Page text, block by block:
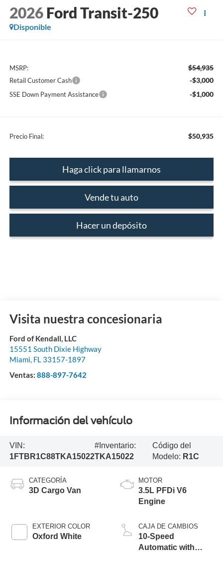
2026 Ford Transit-250
Disponible
MSRP: $54,935
Retail Customer Cash -$3,000
SSE Down Payment Assistance -$1,000
Precio Final: $50,935
Haga click para llamarnos
Vende tu auto
Hacer un depósito
Visita nuestra concesionaria
Ford of Kendall, LLC
15551 South Dixie Highway
Miami, FL 33157-1897
Ventas: 888-897-7642
Información del vehículo
VIN:
1FTBR1C88TKA15022
#Inventario:
TKA15022
Código del
Modelo: R1C
CATEGORÍA
3D Cargo Van
EXTERIOR COLOR
Oxford White
MOTOR
3.5L PFDi V6
Engine
CAJA DE CAMBIOS
10-Speed
Automatic with